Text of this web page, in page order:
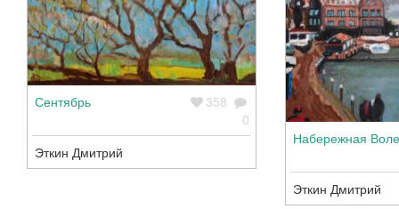
Сентябрь
358
0
Эткин Дмитрий
Набережная
Эткин Дмитрий